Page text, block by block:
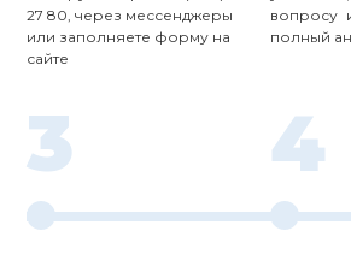
27 80, через мессенджеры
или заполняете форму на
сайте
вопросу
полный
3 4